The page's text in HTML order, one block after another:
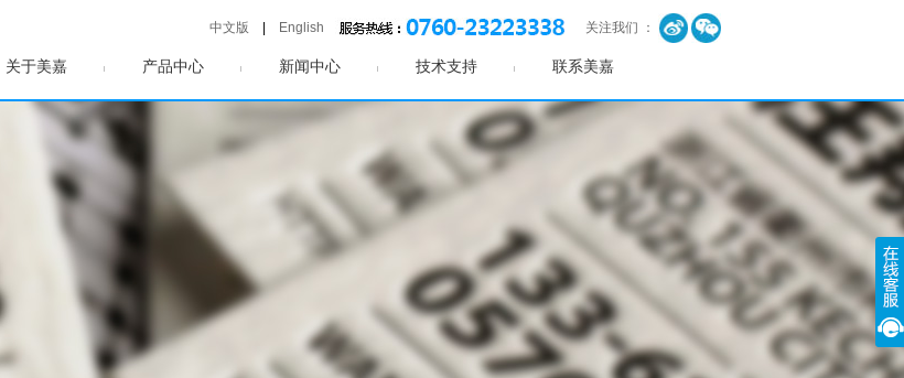
中文版 English 关注我们 ：
关于美嘉 产品中心 新闻中心 技术支持 联系美嘉